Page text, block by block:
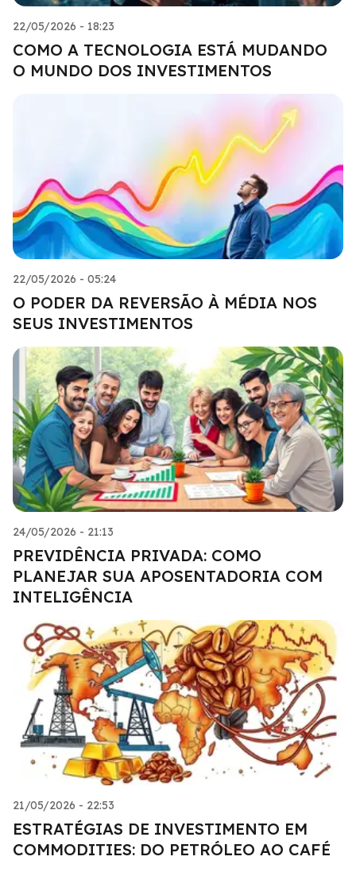
22/05/2026 - 18:23
COMO A TECNOLOGIA ESTÁ MUDANDO
O MUNDO DOS INVESTIMENTOS
22/05/2026 - 05:24
O PODER DA REVERSÃO À MÉDIA NOS
SEUS INVESTIMENTOS
24/05/2026 - 21:13
PREVIDÊNCIA PRIVADA: COMO
PLANEJAR SUA APOSENTADORIA COM
INTELIGÊNCIA
21/05/2026 - 22:53
ESTRATÉGIAS DE INVESTIMENTO EM
COMMODITIES: DO PETRÓLEO AO CAFÉ